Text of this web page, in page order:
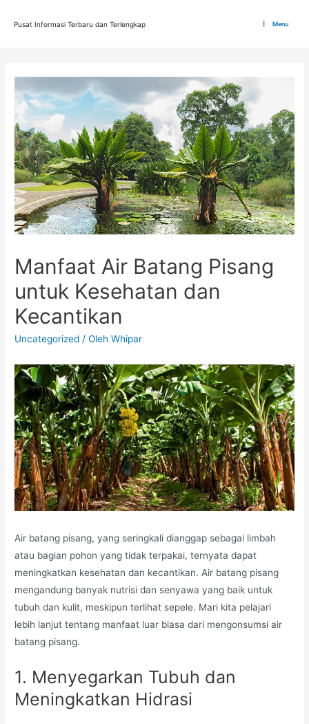
Pusat Informasi Terbaru dan Terlengkap Menu
Manfaat Air Batang Pisang
untuk Kesehatan dan
Kecantikan
Uncategorized / OlehWhipar
Air batang pisang, yang seringkali dianggap sebagai limbah
atau bagian pohon yang tidak terpakai, ternyata dapat
meningkatkan kesehatan dan kecantikan. Air batang pisang
mengandung banyak nutrisi dan senyawa yang baik untuk
tubuh dan kulit, meskipun terlihat sepele. Mari kita pelajari
lebih lanjut tentang manfaat luar biasa dari mengonsumsi air
batang pisang.
1. Menyegarkan Tubuh dan
Meningkatkan Hidrasi